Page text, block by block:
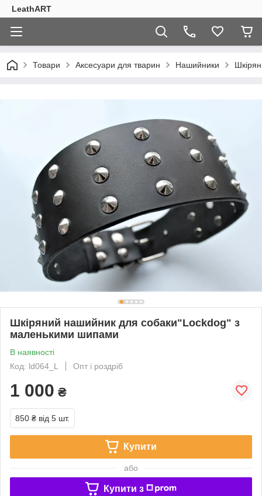
LeathART
Товари Аксесуари для тварин Нашийники
Шкіряний нашийник для собаки"Lockdog" з
маленькими шипами
В наявності
Код: ld064_L
Опт і роздріб
1 000 ₴
850 ₴ від 5 шт.
Купити
або
Купити з